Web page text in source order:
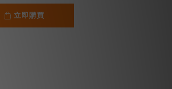
立即購買